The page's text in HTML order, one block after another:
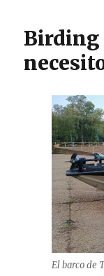
Birding
El barco de